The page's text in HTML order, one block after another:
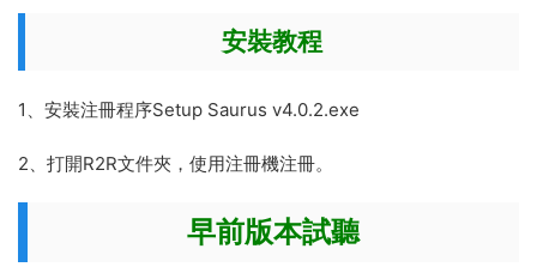
安裝教程
1、安裝注冊程序Setup Saurus v4.0.2.exe
2、打開R2R文件夾，使用注冊機注冊。
早前版本試聽